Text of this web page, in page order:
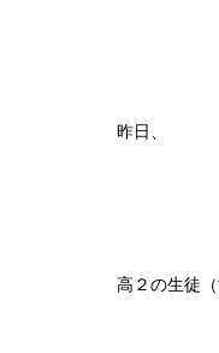
昨日、
高２の生徒